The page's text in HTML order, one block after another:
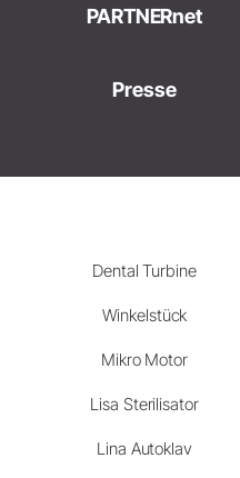
PARTNERnet
Presse
Dental Turbine
Winkelstück
Mikro Motor
Lisa Sterilisator
Lina Autoklav